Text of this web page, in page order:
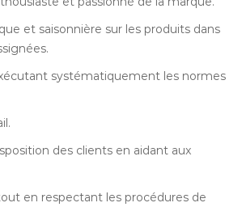
et saisonnière sur les produits dans
systématiquement les normes
des clients en aidant aux
en respectant les procédures de